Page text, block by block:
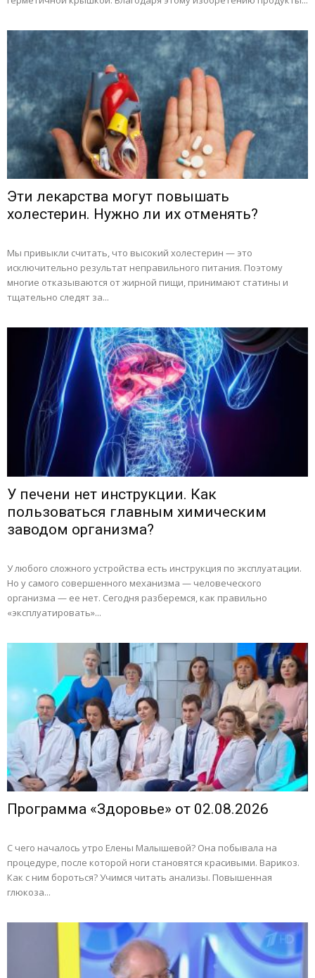
Эти лекарства могут повышать
холестерин. Нужно ли их отменять?
Мы привыкли считать, что высокий холестерин — это
исключительно результат неправильного питания. Поэтому
многие отказываются от жирной пищи, принимают статины и
тщательно следят за...
У печени нет инструкции. Как
пользоваться главным химическим
заводом организма?
У любого сложного устройства есть инструкция по эксплуатации.
Но у самого совершенного механизма — человеческого
организма — ее нет. Сегодня разберемся, как правильно
«эксплуатировать»...
Программа «Здоровье» от 02.08.2026
С чего началось утро Елены Малышевой? Она побывала на
процедуре, после которой ноги становятся красивыми. Варикоз.
Как с ним бороться? Учимся читать анализы. Повышенная
глюкоза...